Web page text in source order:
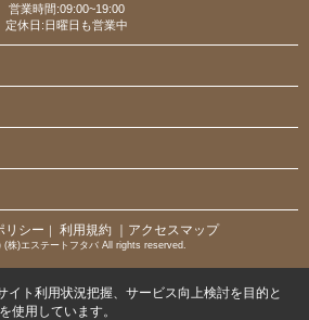
営業時間:09:00~19:00
定休日:日曜日も営業中
リシー ｜ 利用規約 ｜アクセスマップ
株)エステートフタバ All rights reserved.
イト利用状況把握、サービス向上検討を目的と
使用しています。